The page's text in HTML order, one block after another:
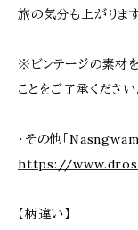
旅の気分も上がりま
※ビンテージの素材
ことをご了承ください
・その他「Nasngwam
https://
【柄違い】